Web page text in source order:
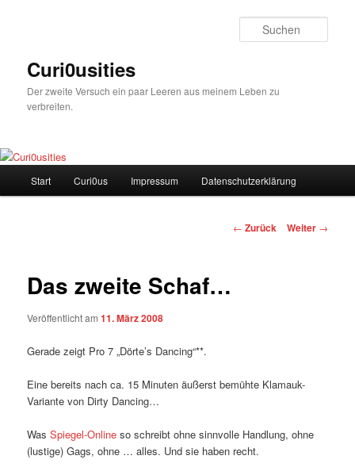
Curi0usities
Der zweite Versuch ein paar Leeren aus meinem Leben zu
verbreiten.
Start Curi0us Impressum Datenschutzerklärung
Beitrags-
← Zurück Weiter →
Das zweite Schaf…
Veröffentlicht am11. März 2008
Gerade zeigt Pro 7 „Dörte’s Dancing“**.
Eine bereits nach ca. 15 Minuten äußerst bemühte Klamauk-
Variante von Dirty Dancing…
WasSpiegel-Online so schreibt ohne sinnvolle Handlung, ohne
(lustige) Gags, ohne … alles. Und sie haben recht.